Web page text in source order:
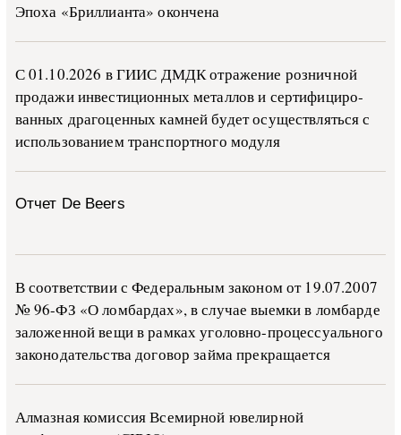
Эпоха «Бриллианта» окончена
С 01.10.2026 в ГИИС ДМДК от­ра­же­ние роз­ни­ч­ной
про­да­жи ин­ве­сти­ци­он­ных ме­тал­лов и сер­ти­фи­ци­ро­
ван­ных дра­го­цен­ных ка­м­ней бу­дет осу­ще­ств­лять­ся с
ис­поль­зо­ва­ни­ем тран­с­пор­т­но­го мо­ду­ля
Отчет De Beers
В со­о­т­вет­ствии с Фе­де­раль­ным за­ко­ном от 19.07.2007
№ 96-ФЗ «О ло­м­бар­дах», в слу­чае вы­е­м­ки в ло­м­бар­де
за­ло­жен­ной ве­щи в ра­м­ках уго­ло­в­но-­про­цес­су­аль­но­го
за­ко­но­да­тель­ства до­го­вор зай­ма пре­кра­ща­ет­ся
Алмазная комиссия Всемирной ювелирной